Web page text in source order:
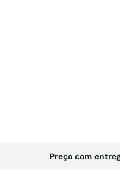
Preço com